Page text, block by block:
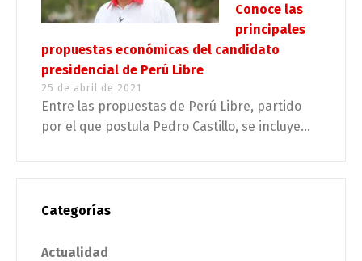
Conoce las
principales
propuestas económicas del candidato
presidencial de Perú Libre
25 de abril de 2021
Entre las propuestas de Perú Libre, partido
por el que postula Pedro Castillo, se incluye...
Categorías
Actualidad